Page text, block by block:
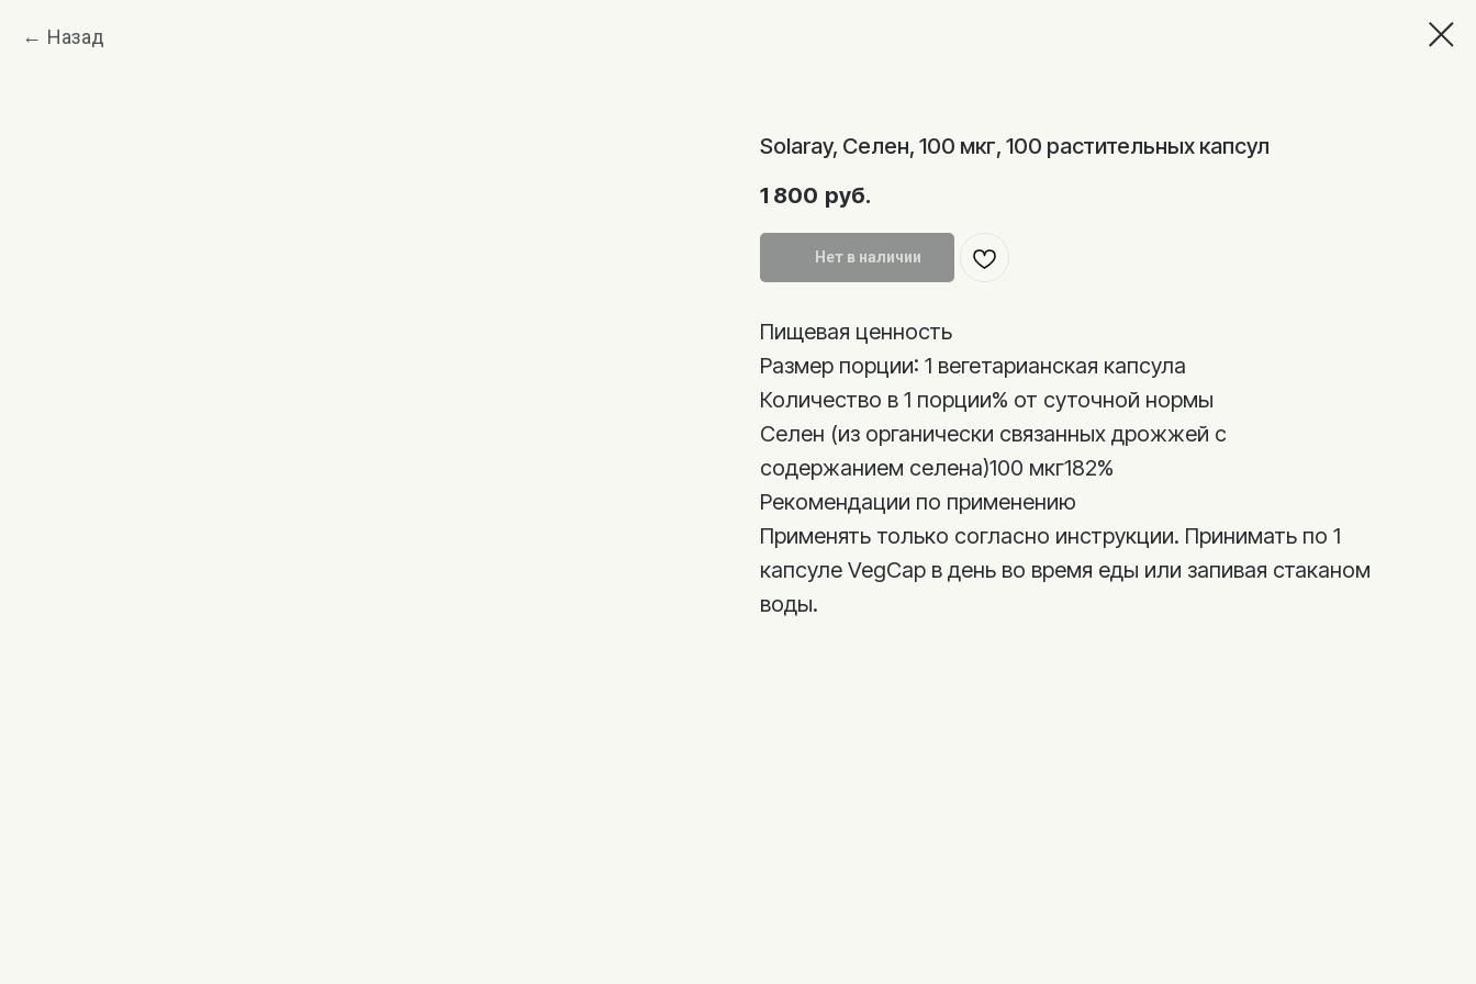
Назад
Solaray, Селен, 100 мкг, 100 растительных капсул
1 800 руб.
Нет в наличии
Пищевая ценность
Размер порции: 1 вегетарианская капсула
Количество в 1 порции% от суточной нормы
Селен (из органически связанных дрожжей с
содержанием селена)100 мкг182%
Рекомендации по применению
Применять только согласно инструкции. Принимать по 1
капсуле VegCap в день во время еды или запивая стаканом
воды.